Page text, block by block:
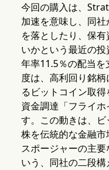
今回の購入は、
加速を意味し、同
を落としたり、保
いかという最近の投
年率11.5％の配当を
度は、高利回り銘
るビットコイン取
資金調達「フライ
す。この動きは、
株を伝統的な金融
スポージャーの主
いう、同社の二段構